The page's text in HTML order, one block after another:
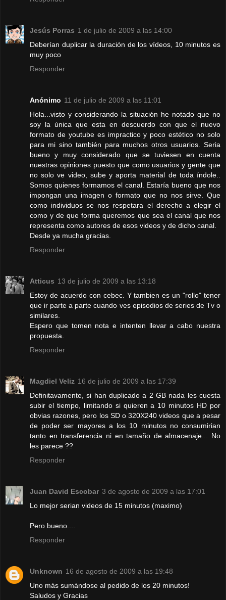
Jesús Porras 1 de julio de 2009 a las 14:00
Deberían duplicar la duración de los vídeos, 10 minutos es
muy poco
Responder
Anónimo 11 de julio de 2009 a las 11:01
Hola...visto y considerando la situación he notado que no
soy la única que esta en descuerdo con que el nuevo
formato de youtube es impractico y poco estético no solo
para mi sino también para muchos otros usuarios. Seria
bueno y muy considerado que se tuviesen en cuenta
nuestras opiniones puesto que como usuarios y gente que
no solo ve video, sube y aporta material de toda índole..
Somos quienes formamos el canal. Estaría bueno que nos
impongan una imagen o formato que no nos sirve. Que
como individuos se nos respetara el derecho a elegir el
como y de que forma queremos que sea el canal que nos
representa como autores de esos videos y de dicho canal.
Desde ya mucha gracias.
Responder
Atticus 13 de julio de 2009 a las 13:18
Estoy de acuerdo con cebec. Y tambien es un "rollo" tener
que ir parte a parte cuando ves episodios de series de Tv o
similares.
Espero que tomen nota e intenten llevar a cabo nuestra
propuesta.
Responder
Magdiel Veliz 16 de julio de 2009 a las 17:39
Definitavamente, si han duplicado a 2 GB nada les cuesta
subir el tiempo, limitando si quieren a 10 minutos HD por
obvias razones, pero los SD o 320X240 videos que a pesar
de poder ser mayores a los 10 minutos no consumirian
tanto en transferencia ni en tamaño de almacenaje... No
les parece ??
Responder
Juan David Escobar 3 de agosto de 2009 a las 17:01
Lo mejor serian videos de 15 minutos (maximo)
Pero bueno....
Responder
Unknown 16 de agosto de 2009 a las 19:48
Uno más sumándose al pedido de los 20 minutos!
Saludos y Gracias